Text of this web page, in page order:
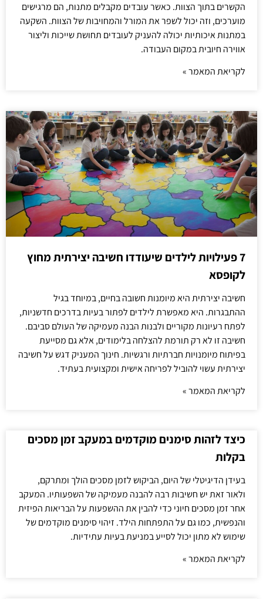
הקשרים בתוך הצוות. כאשר עובדים מקבלים מתנות, הם מרגישים
מוערכים, וזה יכול לשפר את המורל והמחויבות של הצוות. השקעה
במתנות איכותיות יכולה להעניק לעובדים תחושת שייכות וליצור
אווירה חיובית במקום העבודה.
לקריאת המאמר »
7 פעילויות לילדים שיעודדו חשיבה יצירתית מחוץ
לקופסא
חשיבה יצירתית היא מיומנות חשובה בחיים, במיוחד בגיל
ההתבגרות. היא מאפשרת לילדים לפתור בעיות בדרכים חדשניות,
לפתח רעיונות מקוריים ולבנות הבנה מעמיקה של העולם סביבם.
חשיבה זו לא רק תורמת להצלחה בלימודים, אלא גם מסייעת
בפיתוח מיומנויות חברתיות ורגשיות. חינוך המעניק דגש על חשיבה
יצירתית עשוי להוביל לפריחה אישית ומקצועית בעתיד.
לקריאת המאמר »
כיצד לזהות סימנים מוקדמים במעקב זמן מסכים
בקלות
בעידן הדיגיטלי של היום, הביקוש לזמן מסכים הולך ומתרקם,
ולאור זאת יש חשיבות רבה להבנה מעמיקה של השפעותיו. המעקב
אחר זמן מסכים חיוני כדי להבין את ההשפעות על הבריאות הפיזית
והנפשית, כמו גם על התפתחות הילד. זיהוי סימנים מוקדמים של
שימוש לא מתון יכול לסייע במניעת בעיות עתידיות.
לקריאת המאמר »